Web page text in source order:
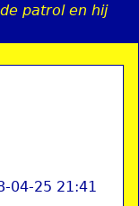
patrol en hij
04-25 21:41